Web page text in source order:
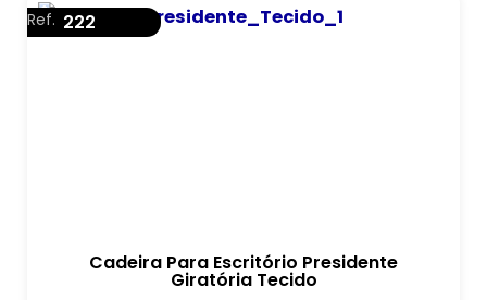
Cadeira Para Escritório Presidente
Giratória Tecido
Ref. 222